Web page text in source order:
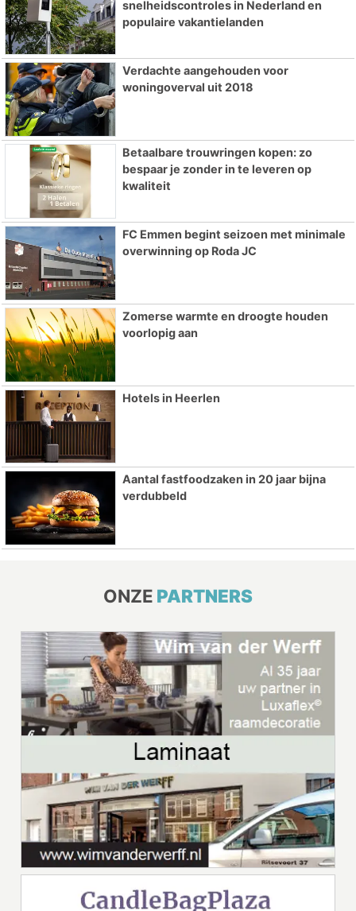
snelheidscontroles in Nederland en
populaire vakantielanden
Verdachte aangehouden voor
woningoverval uit 2018
Betaalbare trouwringen kopen: zo
bespaar je zonder in te leveren op
kwaliteit
FC Emmen begint seizoen met minimale
overwinning op Roda JC
Zomerse warmte en droogte houden
voorlopig aan
Hotels in Heerlen
Aantal fastfoodzaken in 20 jaar bijna
verdubbeld
ONZE PARTNERS